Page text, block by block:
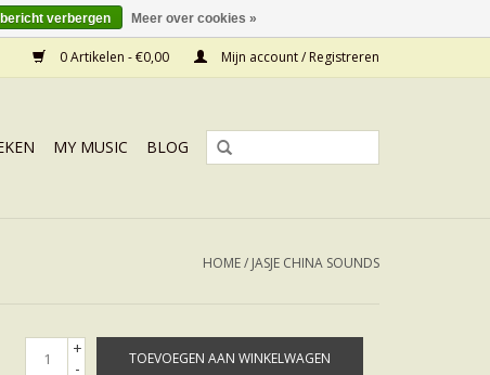
0 Artikelen - €0,00 Mijn account / Registreren
MY MUSIC BLOG
HOME/ JASJE CHINA SOUNDS
+
-
TOEVOEGEN AAN WINKELWAGEN
verbergen Meer over cookies »